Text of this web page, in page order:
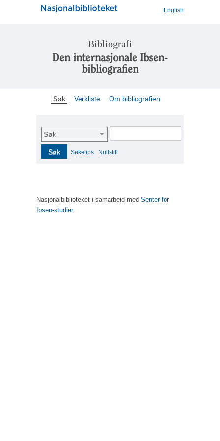
English
Bibliografi
Den internasjonale Ibsen-
bibliografien
Søk Verkliste Om bibliografien
Søk
Søk Søketips Nullstill
Nasjonalbiblioteket i samarbeid med Senter for
Ibsen-studier